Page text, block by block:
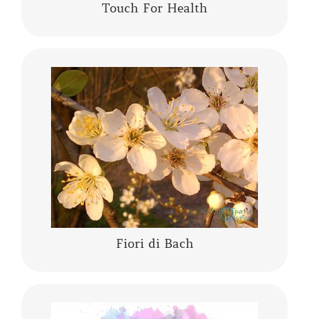
Touch For Health
Fiori di Bach
I fiori di Bach sono una “terapia vibrazionale-
energetica” messa a punto da Edward Bach. I
fiori di Bach sono delle “lanterne” che aiutano
a comprendere se stessi,…….
CONTINUA A LEGGERE